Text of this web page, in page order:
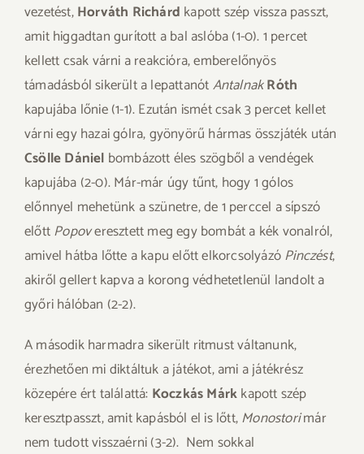
vezetést,Horváth Richárd kapott szép vissza passzt,
amit higgadtan gurított a bal aslóba (1-0). 1 percet
kellett csak várni a reakcióra, emberelőnyös
támadásból sikerült a lepattanótAntalnakRóth
kapujába lőnie (1-1). Ezután ismét csak 3 percet kellet
várni egy hazai gólra, gyönyörű hármas összjáték után
Csölle Dániel bombázott éles szögből a vendégek
kapujába (2-0). Már-már úgy tűnt, hogy 1 gólos
előnnyel mehetünk a szünetre, de 1 perccel a sípszó
előttPopoveresztett meg egy bombát a kék vonalról,
amivel hátba lőtte a kapu előtt elkorcsolyázóPinczést,
akiről gellert kapva a korong védhetetlenül landolt a
győri hálóban (2-2).
A második harmadra sikerült ritmust váltanunk,
érezhetően mi diktáltuk a játékot, ami a játékrész
közepére ért találattá: Koczkás Márkkapott szép
keresztpasszt, amit kapásból el is lőtt,Monostorimár
nem tudott visszaérni (3-2). Nem sokkal